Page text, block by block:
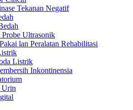
Tekanan Negatif
Probe Ultrasonik
lan Peralatan Rehabilitasi
Listrik
Inkontinensia
Urin